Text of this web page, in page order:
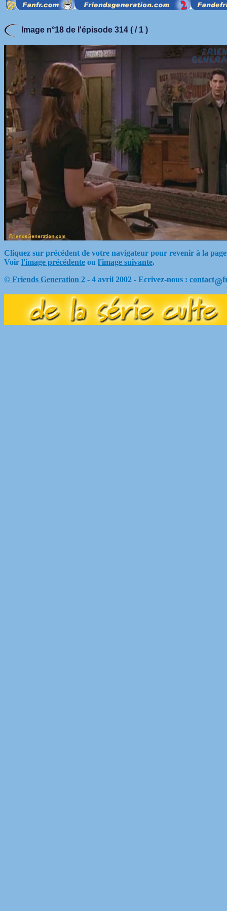
Image n°18 de l'épisode 314 ( / 1 )
Cliquez sur précédent de votre navigateur pour revenir à la
Voir l'image précédente ou l'image suivante.
© Friends Generation 2 - 4 avril 2002 - Ecrivez-nous : contact